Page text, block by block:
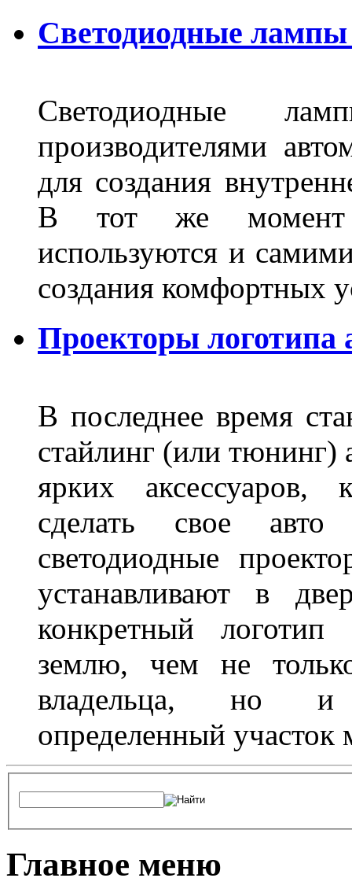
Светодиодные
Светодиодные
производителями
для создания
В тот же момент
используются и
создания комфортных
Проекторы логотипа
В последнее время
стайлинг (или тюнинг)
ярких аксессуаров,
сделать свое
светодиодные
устанавливают в
конкретный логотип
землю, чем не
владельца, но и
определенный участок
Главное меню